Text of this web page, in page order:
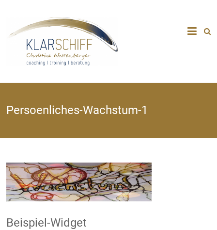
springenKLARSCHIFF
coaching
|
beratung
Training.
Beratung.
Persoenliches-Wachstum-1
Beispiel-Widget